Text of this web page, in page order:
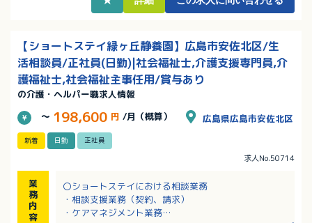
【ショートステイ緑ヶ丘静養園】広島市安佐北区/生
活相談員/正社員(日勤)|社会福祉士,介護支援専門員,介
護福祉士,社会福祉主事任用/賞与あり
の介護・ヘルパー職求人情報
～ 198,600 円 /月（概算） 広島県広島市安佐北区
新着 日勤 正社員
求人No.50714
業
務
内
容
〇ショートステイにおける相談業務
・相談支援業務（契約、請求）
・ケアマネジメント業務